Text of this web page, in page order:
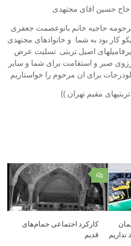
حاج حسین اقای مجتهدی
حاجیه خانم بانوعصمت جعفری
کار بود به شما و خانوادهای مجتهدی
اصیل تربتی تسلیت عرض
صبر و استقامت برای شما و سایر
برای ان مرحوم را خواستاریم
مقیم تهران ))
۰
کارکرد اجتماعی حمام‌های
قدیم